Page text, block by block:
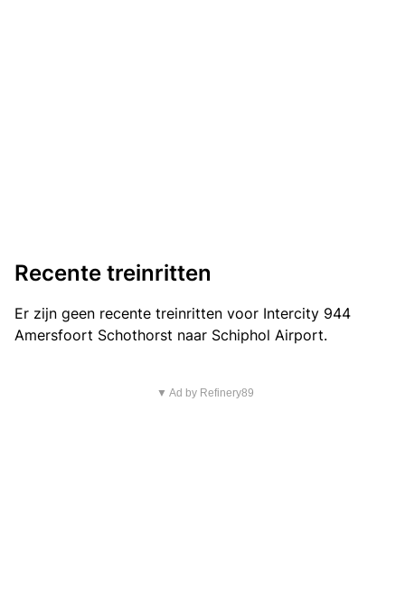
Recente treinritten
Er zijn geen recente treinritten voor Intercity 944
Amersfoort Schothorst naar Schiphol Airport.
▼ Ad by Refinery89